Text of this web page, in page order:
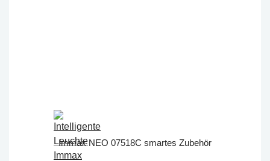
Immax NEO 07518C smartes Zubehör